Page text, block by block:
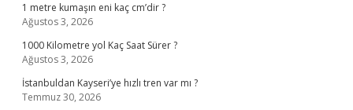
1 metre kumaşın eni kaç cm’dir ?
Ağustos 3, 2026
1000 Kilometre yol Kaç Saat Sürer ?
Ağustos 3, 2026
İstanbuldan Kayseri’ye hızlı tren var mı ?
Temmuz 30, 2026